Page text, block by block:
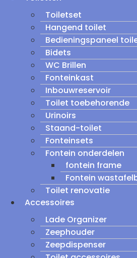
Toiletset
Hangend toilet
Bedieningspaneel
Bidets
WC Brillen
Fonteinkast
Inbouwreservoir
Toilet toebehorende
Urinoirs
Staand-toilet
Fonteinsets
Fontein onderdelen
fontein frame
Fontein
Toilet renovatie
Accessoires
Lade Organizer
Zeephouder
Zeepdispenser